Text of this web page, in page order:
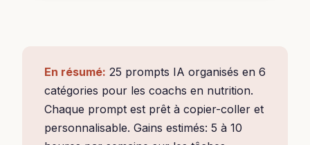
En résumé: 25 prompts IA organisés en 6
catégories pour les coachs en nutrition.
Chaque prompt est prêt à copier-coller et
personnalisable. Gains estimés: 5 à 10